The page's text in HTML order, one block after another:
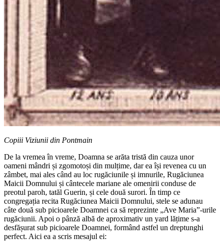
Copiii Viziunii din Pontmain
De la vremea în vreme, Doamna se arăta tristă din cauza unor
oameni mândri și zgomotoși din mulțime, dar ea își revenea cu un
zâmbet, mai ales când au loc rugăciunile și imnurile, Rugăciunea
Maicii Domnului și cântecele mariane ale omenirii conduse de
preotul paroh, tatăl Guerin, și cele două surori. În timp ce
congregația recita Rugăciunea Maicii Domnului, stele se adunau
câte două sub picioarele Doamnei ca să reprezinte „Ave Maria”-urile
rugăciunii. Apoi o pânză albă de aproximativ un yard lățime s-a
desfășurat sub picioarele Doamnei, formând astfel un dreptunghi
perfect. Aici ea a scris mesajul ei: